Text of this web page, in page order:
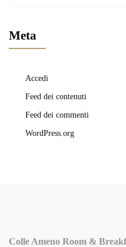
Meta
Accedi
Feed dei contenuti
Feed dei commenti
WordPress.org
Colle Ameno Room &